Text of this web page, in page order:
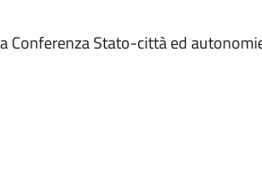
Conferenza Stato-città ed